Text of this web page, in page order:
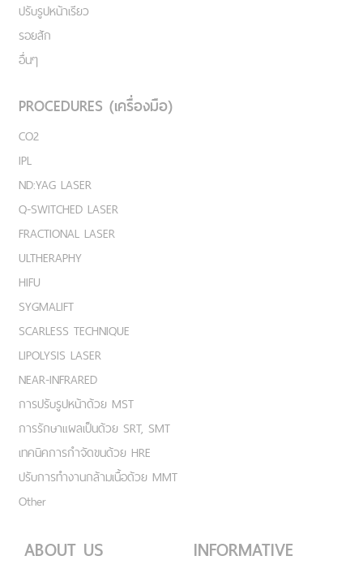
ปรับรูปหน้าเรียว
รอยสัก
อื่นๆ
PROCEDURES (เครื่องมือ)
CO2
IPL
ND:YAG LASER
Q-SWITCHED LASER
FRACTIONAL LASER
ULTHERAPHY
HIFU
SYGMALIFT
SCARLESS TECHNIQUE
LIPOLYSIS LASER
NEAR-INFRARED
การปรับรูปหน้าด้วย MST
การรักษาแผลเป็นด้วย SRT, SMT
เทคนิคการกำจัดขนด้วย HRE
ปรับการทำงานกล้ามเนื้อด้วย MMT
Other
ABOUT US INFORMATIVE